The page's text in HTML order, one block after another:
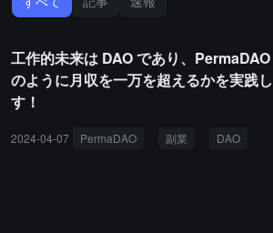
工作的未来は DAO であり、
のように月収を一万を超えるかを実践
す！
2024-04-07 PermaDAO 副業 DAO